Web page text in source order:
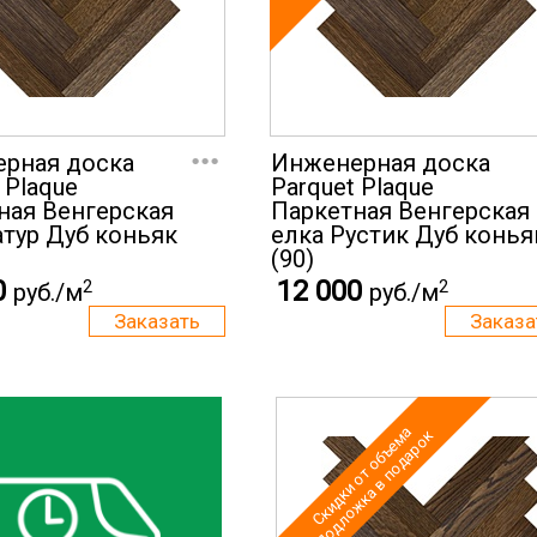
доска
Венгерская
Дуб коньяк
...
руб./м2
Инженерная доска
Parquet Plaque
Паркетная Венгерская
елка Рустик Дуб
(90)
12 000 руб./м2
Скидки от объема
Подложка в подарок